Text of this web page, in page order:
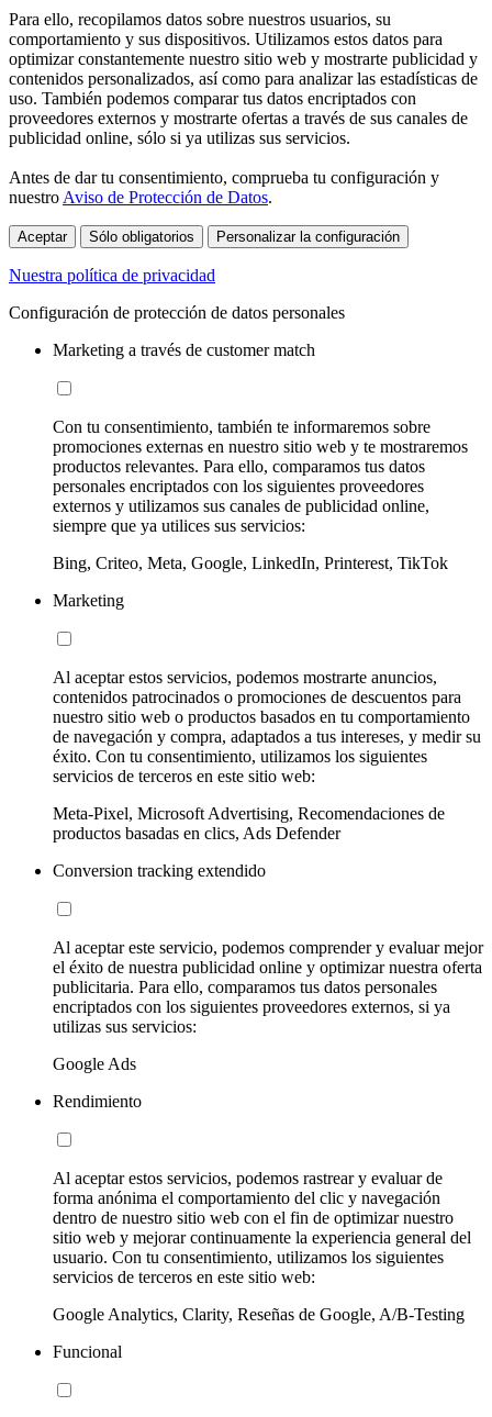
Para ello, recopilamos datos sobre nuestros usuarios, su
comportamiento y sus dispositivos. Utilizamos estos datos para
optimizar constantemente nuestro sitio web y mostrarte publicidad y
contenidos personalizados, así como para analizar las estadísticas de
uso. También podemos comparar tus datos encriptados con
proveedores externos y mostrarte ofertas a través de sus canales de
publicidad online, sólo si ya utilizas sus servicios.
Antes de dar tu consentimiento, comprueba tu configuración y
nuestro Aviso de Protección de Datos.
Aceptar Sólo obligatorios Personalizar la configuración
Nuestra política de privacidad
Configuración de protección de datos personales
Marketing a través de customer match
Con tu consentimiento, también te informaremos sobre
promociones externas en nuestro sitio web y te mostraremos
productos relevantes. Para ello, comparamos tus datos
personales encriptados con los siguientes proveedores
externos y utilizamos sus canales de publicidad online,
siempre que ya utilices sus servicios:
Bing, Criteo, Meta, Google, LinkedIn, Printerest, TikTok
Marketing
Al aceptar estos servicios, podemos mostrarte anuncios,
contenidos patrocinados o promociones de descuentos para
nuestro sitio web o productos basados en tu comportamiento
de navegación y compra, adaptados a tus intereses, y medir su
éxito. Con tu consentimiento, utilizamos los siguientes
servicios de terceros en este sitio web:
Meta-Pixel, Microsoft Advertising, Recomendaciones de
productos basadas en clics, Ads Defender
Conversion tracking extendido
Al aceptar este servicio, podemos comprender y evaluar mejor
el éxito de nuestra publicidad online y optimizar nuestra oferta
publicitaria. Para ello, comparamos tus datos personales
encriptados con los siguientes proveedores externos, si ya
utilizas sus servicios:
Google Ads
Rendimiento
Al aceptar estos servicios, podemos rastrear y evaluar de
forma anónima el comportamiento del clic y navegación
dentro de nuestro sitio web con el fin de optimizar nuestro
sitio web y mejorar continuamente la experiencia general del
usuario. Con tu consentimiento, utilizamos los siguientes
servicios de terceros en este sitio web:
Google Analytics, Clarity, Reseñas de Google, A/B-Testing
Funcional